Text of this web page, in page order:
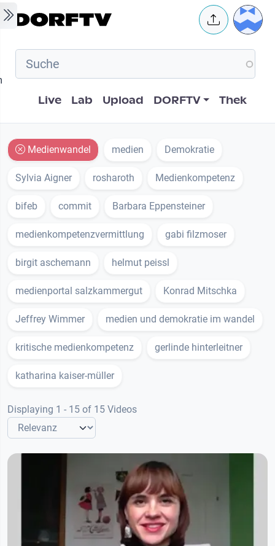
Skip to main content User
Hauptnavigation
Live Lab Upload DORFTV Thek
Medienwandel medien Demokratie
Sylvia Aigner rosharoth Medienkompetenz
bifeb commit Barbara Eppensteiner
medienkompetenzvermittlung gabi filzmoser
birgit aschemann helmut peissl
medienportal salzkammergut Konrad Mitschka
Jeffrey Wimmer medien und demokratie im wandel
kritische medienkompetenz gerlinde hinterleitner
katharina kaiser-müller
Displaying 1 - 15 of 15 Videos